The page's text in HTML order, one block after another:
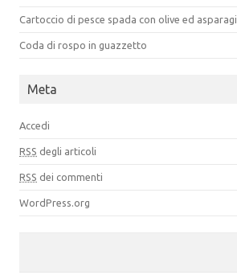
Cartoccio di pesce spada con olive ed asparagi
Coda di rospo in guazzetto
Meta
Accedi
RSS degli articoli
RSS dei commenti
WordPress.org